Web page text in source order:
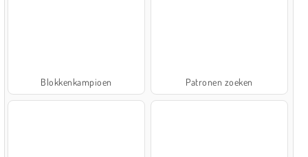
Blokkenkampioen Patronen zoeken